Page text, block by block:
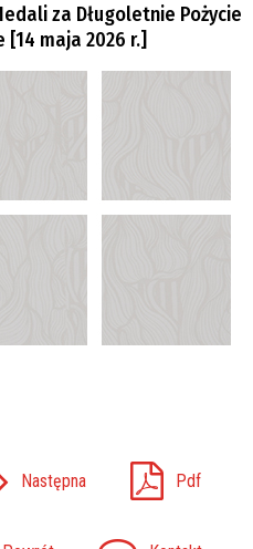
za Długoletnie Pożycie
[14 maja 2026 r.]
Następna Pdf